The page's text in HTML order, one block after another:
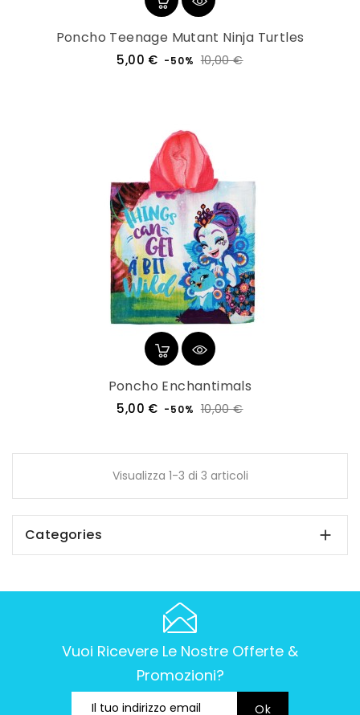
Poncho Teenage Mutant Ninja Turtles
5,00 € Prezzo
-50% 10,00 €Prezzo
Poncho Enchantimals
5,00 € Prezzo
-50% 10,00 €Prezzo
Visualizza 1-3 di 3 articoli
Categories 
Vuoi Ricevere Le Nostre Offerte &
Promozioni?